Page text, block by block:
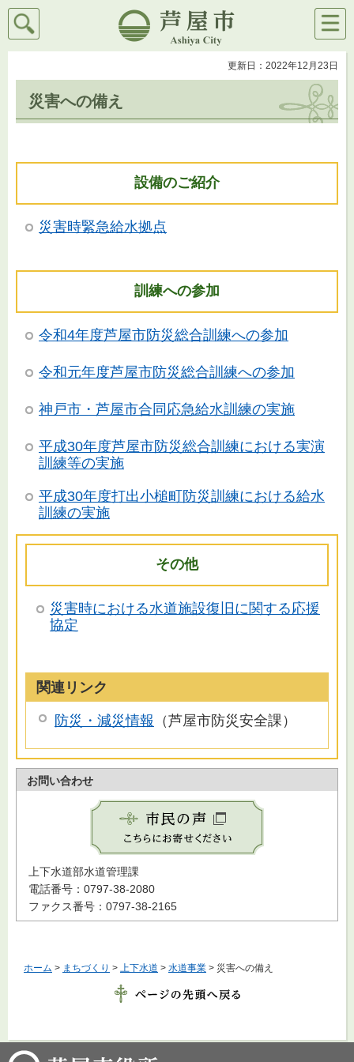
芦屋市
検索
メニ
ュー
更新日：2022年12月23日
災害への備え
設備のご紹介
災害時緊急給水拠点
訓練への参加
令和4年度芦屋市防災総合訓練への参加
令和元年度芦屋市防災総合訓練への参加
神戸市・芦屋市合同応急給水訓練の実施
平成30年度芦屋市防災総合訓練における実演
訓練等の実施
平成30年度打出小槌町防災訓練における給水
訓練の実施
その他
災害時における水道施設復旧に関する応援
協定
関連リンク
防災・減災情報 （芦屋市防災安全課）
お問い合わせ
上下水道部水道管理課
電話番号：0797-38-2080
ファクス番号：0797-38-2165
ホーム > まちづくり > 上下水道 > 水道事業 > 災害への備え
芦屋市役所